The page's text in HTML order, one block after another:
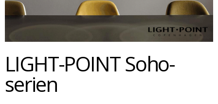
BRAND-STORE
SOMMERUDSALG
LIGHT-POINT Soho-
serien